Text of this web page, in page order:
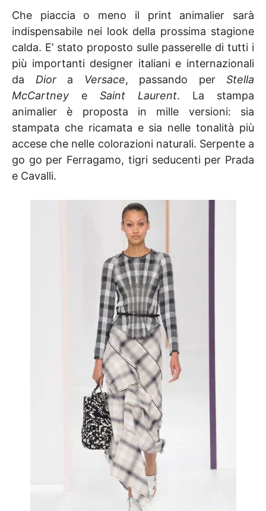
Che piaccia o meno il print animalier sarà
indispensabile nei look della prossima stagione
calda. E’ stato proposto sulle passerelle di tutti i
più importanti designer italiani e internazionali
da Diora Versace, passando per Stella
McCartney e Saint Laurent. La stampa
animalier è proposta in mille versioni: sia
stampata che ricamata e sia nelle tonalità più
accese che nelle colorazioni naturali. Serpente a
go go per Ferragamo, tigri seducenti per Prada
e Cavalli.